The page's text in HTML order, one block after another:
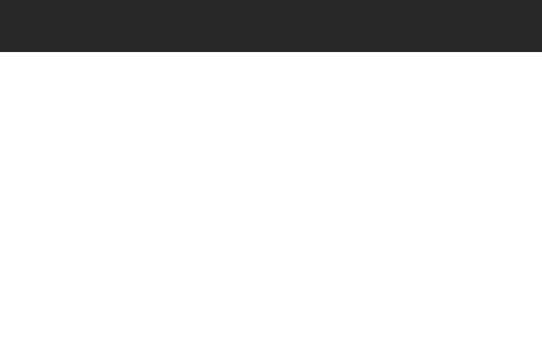
국제학생증신청